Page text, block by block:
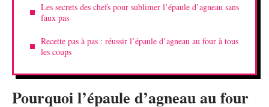
Les secrets des chefs pour sublimer l’épaule d’agneau sans
faux pas
Recette pas à pas : réussir l’épaule d’agneau au four à tous
les coups
Pourquoi l’épaule d’agneau au four